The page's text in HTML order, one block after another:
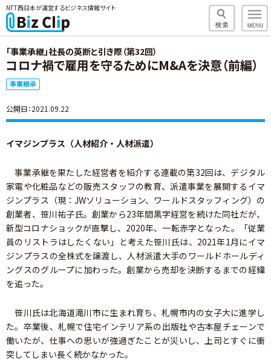
NTT西日本が運営するビジネス情報サイト
「事業承継」社長の英断と引き際（第32回）
コロナ禍で雇用を守るためにM&Aを決意（前編）
事業継承
公開日：2021.09.22
イマジンプラス（人材紹介・人材派遣）
事業承継を果たした経営者を紹介する連載の第32回は、デジタル
家電や化粧品などの販売スタッフの教育、派遣事業を展開するイマ
ジンプラス（現：JWソリューション、ワールドスタッフィング）の
創業者、笹川祐子氏。創業から23年間黒字経営を続けた同社だが、
新型コロナショックが直撃し、2020年、一転赤字となった。「従業
員のリストラはしたくない」と考えた笹川氏は、2021年1月にイマ
ジンプラスの全株式を譲渡し、人材派遣大手のワールドホールディ
ングスのグループに加わった。創業から売却を決断するまでの経緯
を追った。
笹川氏は北海道滝川市に生まれ育ち、札幌市内の女子大に進学し
た。卒業後、札幌で住宅インテリア系の出版社や古本屋チェーンで
働いたが、仕事への思いが強過ぎたことが災いし、上司とすぐに衝
突してしまい長く続かなかった。